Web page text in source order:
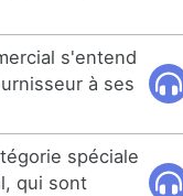
s'entend
à ses
spéciale
qui sont